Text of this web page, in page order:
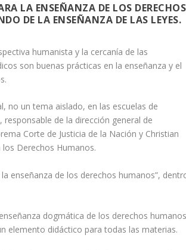
LA ENSEÑANZA DE LOS DERECHOS
DE LA ENSEÑANZA DE LAS LEYES.
humanista y la cercanía de las
son buenas prácticas en la enseñanza y el
no un tema aislado, en las escuelas de
de la dirección general de
Corte de Justicia de la Nación y Christian
Derechos Humanos.
enseñanza de los derechos humanos”,
dogmática de los derechos
elemento didáctico para todas las materias.